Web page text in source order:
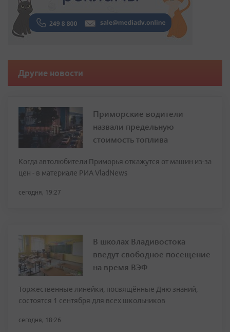
Другие новости
Приморские водители
назвали предельную
стоимость топлива
Когда автолюбители Приморья откажутся от машин из-за
цен - в материале РИА VladNews
сегодня, 19:27
В школах Владивостока
введут свободное посещение
на время ВЭФ
Торжественные линейки, посвящённые Дню знаний,
состоятся 1 сентября для всех школьников
сегодня, 18:26